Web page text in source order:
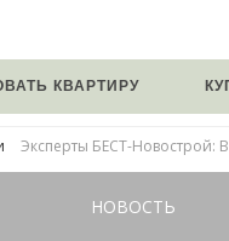
КВАРТИРУ
Эксперты БЕСТ-Новострой:
НОВОСТЬ